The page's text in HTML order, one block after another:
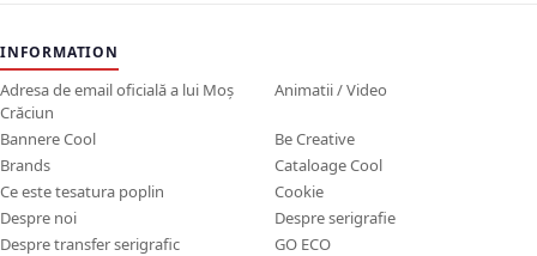
INFORMATION
Adresa de email oficială a lui Moș
Crăciun
Animatii / Video
Bannere Cool
Be Creative
Brands
Cataloage Cool
Ce este tesatura poplin
Cookie
Despre noi
Despre serigrafie
Despre transfer serigrafic
GO ECO